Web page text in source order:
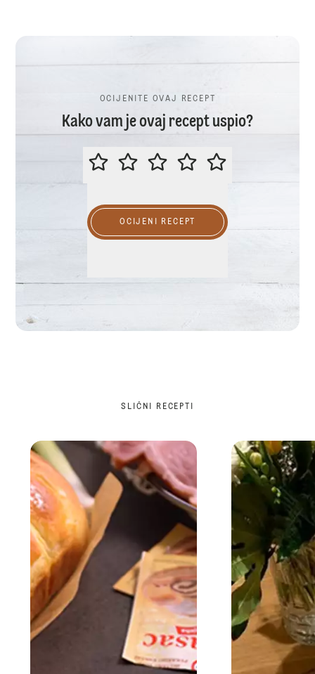
OCIJENITE OVAJ RECEPT
Kako vam je ovaj recept uspio?
OCIJENITE OVAJ RECEPT
OCIJENI RECEPT
SLIČNI RECEPTI